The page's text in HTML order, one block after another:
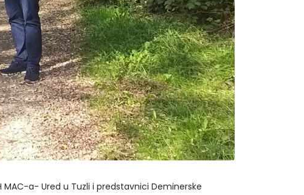
a- Ured u Tuzli i predstavnici Deminerske